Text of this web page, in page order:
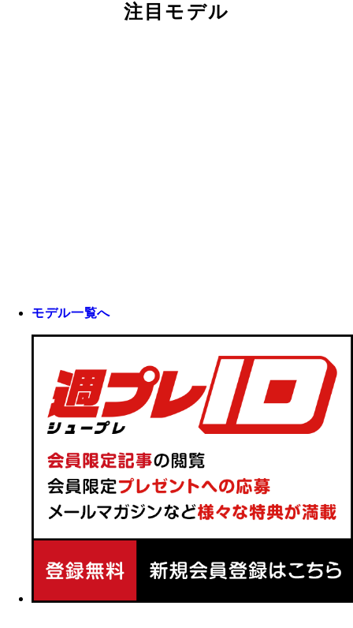
注目モデル
モデル一覧へ